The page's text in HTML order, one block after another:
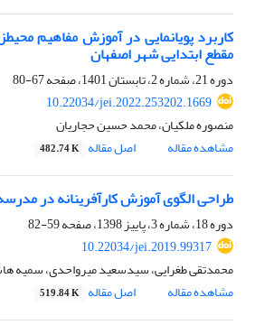
کاربرد پویانمایی در آموزش مفاهیم
مقطع ابتدایی شهر اصفهان
دوره 21، شماره 2، تابستان 1401، صفحه
67-80
10.22034/jei.2022.253202.1669
منصوره ملکیان، محمد حسین حجاریان
مشاهده مقاله
اصل مقاله 482.74 K
طراحی الگوی آموزش کارآفرینانه در
دوره 18، شماره 3، پاییز 1398، صفحه
59-82
10.22034/jei.2019.99317
محمدتقی طغرایی، سیدسعید میرواحدی، سمیه
مشاهده مقاله
اصل مقاله 519.84 K